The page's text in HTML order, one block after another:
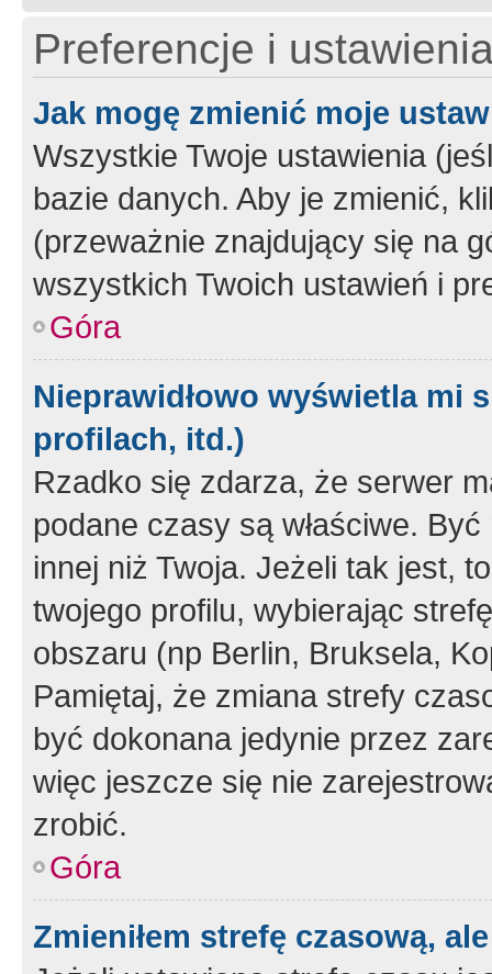
Preferencje i
Jak mogę zmienić moje
Wszystkie Twoje ustawienia
bazie danych. Aby je zmienić,
(przeważnie znajdujący się na
wszystkich Twoich ustawień i
Góra
Nieprawidłowo wyświetla mi
profilach, itd.)
Rzadko się zdarza, że serwer
podane czasy są właściwe.
innej niż Twoja. Jeżeli tak jest,
twojego profilu, wybierając
obszaru (np Berlin, Bruksela,
Pamiętaj, że zmiana strefy
być dokonana jedynie przez
więc jeszcze się nie
zrobić.
Góra
Zmieniłem strefę czasową,